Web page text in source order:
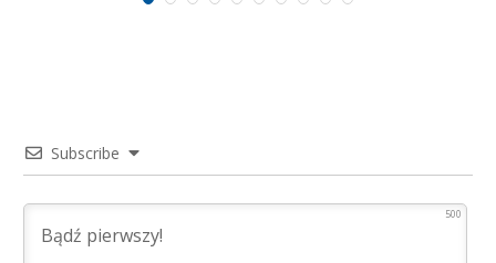
Subscribe
500